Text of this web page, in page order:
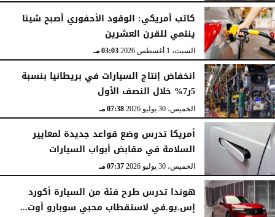
الأحد، 2 أغسطس 2026 06:17 مـ
كاتب أمريكي: الوقود الأحفوري أصبح شيئا
ينتمي للقرن العشرين
السبت، 1 أغسطس 2026 03:03 مـ
انخفاض إنتاج السيارات في بريطانيا بنسبة
5ر7% خلال النصف الأول
الخميس، 30 يوليو 2026 07:38 مـ
أمريكا تدرس وضع قواعد جديدة لمعايير
السلامة في مقابض أبواب السيارات
الخميس، 30 يوليو 2026 07:37 مـ
هوندا تدرس طرح فئة من السيارة أكورد
إس.يو.في لاستقطاب محبي سوبارو أوت...